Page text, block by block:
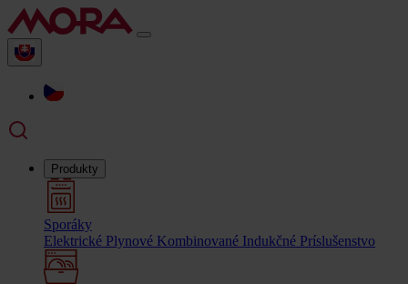
Produkty
Sporáky
Elektrické Plynové Kombinované Indukčné Príslušenstvo